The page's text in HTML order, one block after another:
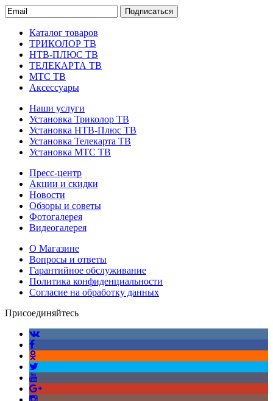
Подписаться
Каталог товаров
ТРИКОЛОР ТВ
НТВ-ПЛЮС ТВ
ТЕЛЕКАРТА ТВ
МТС ТВ
Аксессуары
Наши услуги
Установка Триколор ТВ
Установка НТВ-Плюс ТВ
Установка Телекарта ТВ
Установка МТС ТВ
Пресс-центр
Акции и скидки
Новости
Обзоры и советы
Фотогалерея
Видеогалерея
О Магазине
Вопросы и ответы
Гарантийное обслуживание
Политика конфиденциальности
Согласие на обработку данных
Присоединяйтесь